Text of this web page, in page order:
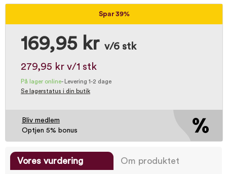
Spar 39%
169,95 kr v/6 stk
279,95 kr v/1 stk
På lager online-
Levering 1-2 dage
Se lagerstatus i din butik
Bliv medlem
Optjen 5% bonus
Vores vurdering Om produktet